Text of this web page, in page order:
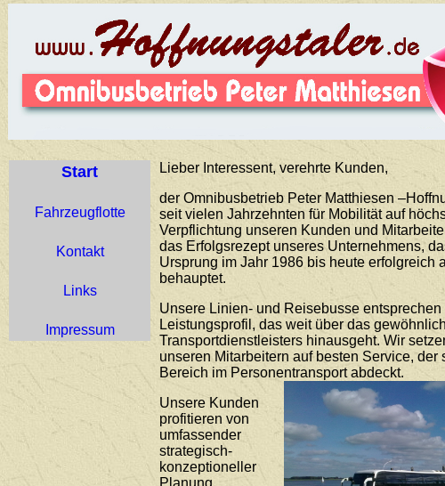
Start
Fahrzeugflotte
Kontakt
Links
Impressum
Lieber Interessent, verehrte Kunden,
der Omnibusbetrieb Peter Matthiesen
seit vielen Jahrzehnten für Mobilität auf
Verpflichtung unseren Kunden und
das Erfolgsrezept unseres Unternehmens,
Ursprung im Jahr 1986 bis heute erfolgreich
behauptet.
Unsere Linien- und Reisebusse entsprechen
Leistungsprofil, das weit über das
Transportdienstleisters hinausgeht. Wir
unseren Mitarbeitern auf besten Service, der
Bereich im Personentransport abdeckt.
Unsere Kunden
profitieren von
umfassender
strategisch-
konzeptioneller
Planung,